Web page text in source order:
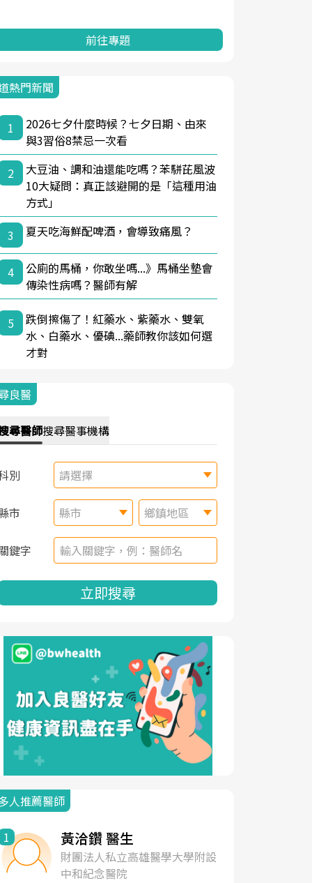
前往專題
熱門新聞
1
2026七夕什麼時候？七夕日期、由來
與3習俗8禁忌一次看
2
大豆油、調和油還能吃嗎？苯駢芘風波
10大疑問：真正該避開的是「這種用油
方式」
3
夏天吃海鮮配啤酒，會導致痛風？
4
公廁的馬桶，你敢坐嗎...》馬桶坐墊會
傳染性病嗎？醫師有解
5
跌倒擦傷了！紅藥水、紫藥水、雙氧
水、白藥水、優碘...藥師教你該如何選
才對
良醫
尋醫師搜尋醫事機構
別 請選擇
市 縣市 鄉鎮地區
鍵字
立即搜尋
人推薦醫師
1 黃洽鑽 醫生
財團法人私立高雄醫學大學附設
中和紀念醫院